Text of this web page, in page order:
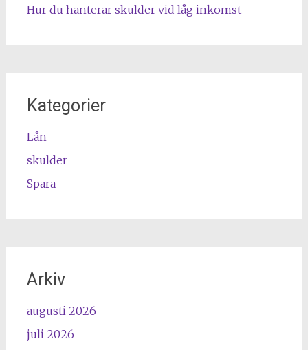
Hur du hanterar skulder vid låg inkomst
Kategorier
Lån
skulder
Spara
Arkiv
augusti 2026
juli 2026